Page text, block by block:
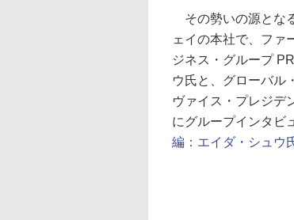
その勢いの源とな
ェイの本社で、ファ
ジネス・グループ
ウ氏と、グローバル
ヴァイス・プレジデ
にグループインタビ
編：エイダ・シュウ